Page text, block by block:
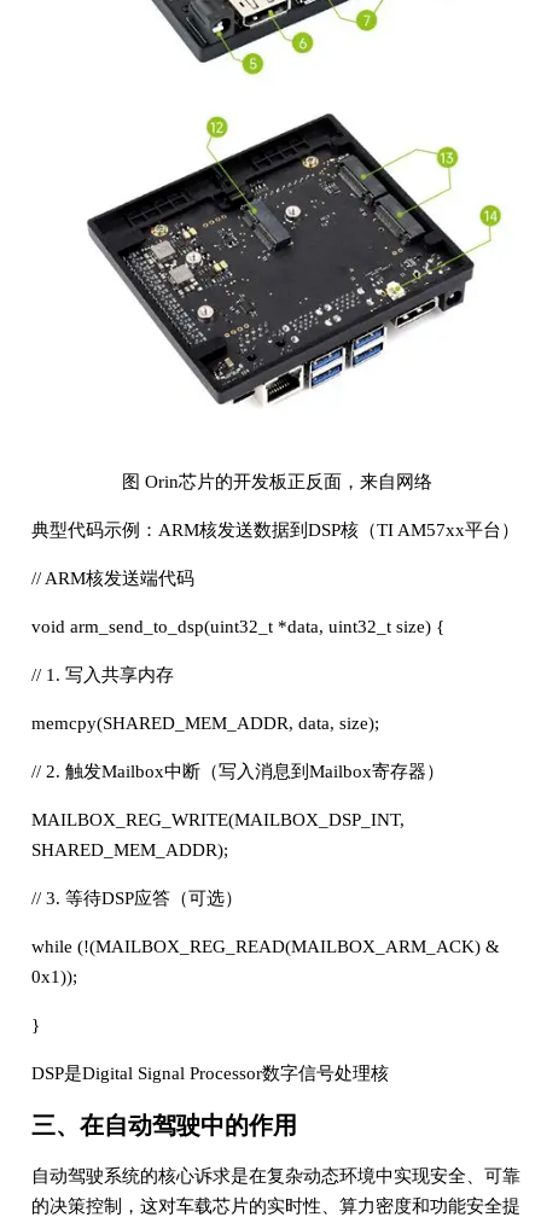
图 Orin芯片的开发板正反面，来自网络
典型代码示例：ARM核发送数据到DSP核（TI AM57xx平台）
// ARM核发送端代码
void arm_send_to_dsp(uint32_t *data, uint32_t size) {
// 1. 写入共享内存
memcpy(SHARED_MEM_ADDR, data, size);
// 2. 触发Mailbox中断（写入消息到Mailbox寄存器）
MAILBOX_REG_WRITE(MAILBOX_DSP_INT,
SHARED_MEM_ADDR);
// 3. 等待DSP应答（可选）
while (!(MAILBOX_REG_READ(MAILBOX_ARM_ACK) &
0x1));
}
DSP是Digital Signal Processor数字信号处理核
三、在自动驾驶中的作用
自动驾驶系统的核心诉求是在复杂动态环境中实现安全、可靠
的决策控制，这对车载芯片的实时性、算力密度和功能安全提